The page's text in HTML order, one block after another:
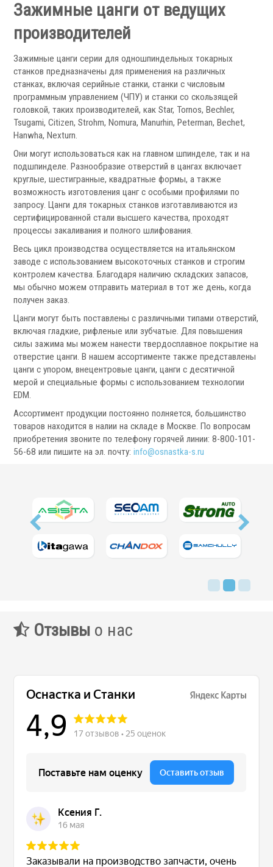
Скиммеры СОЖ
Сепараторы СОЖ
Тефлоновые ленты СОЖ
Рефрактометры СОЖ
Фильтры масляного тумана
Фильтры, расходники и аксессуары
Ротационные соединения
Ротационные соединения для воды
Ротационные соединения для СОЖ
Ротационные соединения для воздуха
Ротационные соединения для масла
Сервис станков
Выполненные проекты
Логистика
Контакты
Зажимные цанги от ведущих
производителей
Зажимные цанги серии для одношпиндельных токарных
станков предназначены для применения на различных
станках, включая серийные станки, станки с числовым
программным управлением (ЧПУ) и станки со скользящей
головкой, таких производителей, как Star, Tornos, Bechler,
Tsugami, Citizen, Strohm, Nomura, Manurhin, Peterman, Bechet,
Hanwha, Nexturn.
Они могут использоваться как на главном шпинделе, так и на
подшпинделе. Разнообразие отверстий в цангах включает
круглые, шестигранные, квадратные формы, а также
возможность изготовления цанг с особыми профилями по
запросу. Цанги для токарных станков изготавливаются из
сертифицированной стали высшего качества, проходят
процессы закаливания и полного шлифования.
Весь цикл производства осуществляется на итальянском
заводе с использованием высокоточных станков и строгим
контролем качества. Благодаря наличию складских запасов,
мы обычно можем отправить материал в тот же день, когда
получен заказ.
Цанги могут быть поставлены с различными типами отверстий,
включая гладкие, рифленые или зубчатые. Для повышения
силы зажима мы можем нанести твердосплавное покрытие на
отверстие цанги. В нашем ассортименте также представлены
цанги с упором, внецентровые цанги, цанги с десятичной
мерой и специальные формы с использованием технологии
EDM.
Ассортимент продукции постоянно полняется, большинство
товаров находится в налии на складе в Москве. По вопросам
приобретения звоните по телефону горячей линии: 8-800-101-
56-68 или пишите на эл. почту:info@osnastka-s.ru
Отзывы о нас